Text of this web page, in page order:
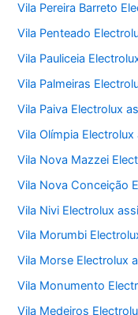
Vila Pereira Barreto
Vila Penteado
Vila Pauliceia
Vila Palmeiras
Vila Paiva Electrolux
Vila Olímpia
Vila Nova Mazzei
Vila Nova Conceição
Vila Nivi Electrolux
Vila Morumbi
Vila Morse Electrolux
Vila Monumento
Vila Medeiros